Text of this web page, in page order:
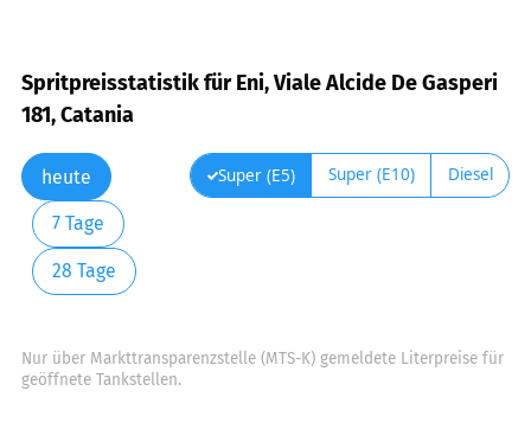
Spritpreisstatistik für Eni, Viale Alcide De Gasperi
181, Catania
heute
7 Tage
28 Tage
Super (E5) Super (E10) Diesel
Nur über Markttransparenzstelle (MTS-K) gemeldete Literpreise für
geöffnete Tankstellen.